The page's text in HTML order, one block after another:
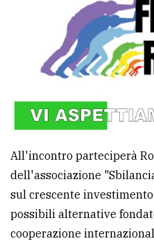
All'incontro parteciperà
dell'associazione
sul crescente
possibili alternative
cooperazione